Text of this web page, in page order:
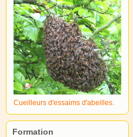
Cueilleurs d'essaims d'abeilles.
Formation